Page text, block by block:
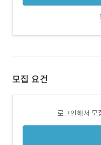
모집 요건
로그인해서 모